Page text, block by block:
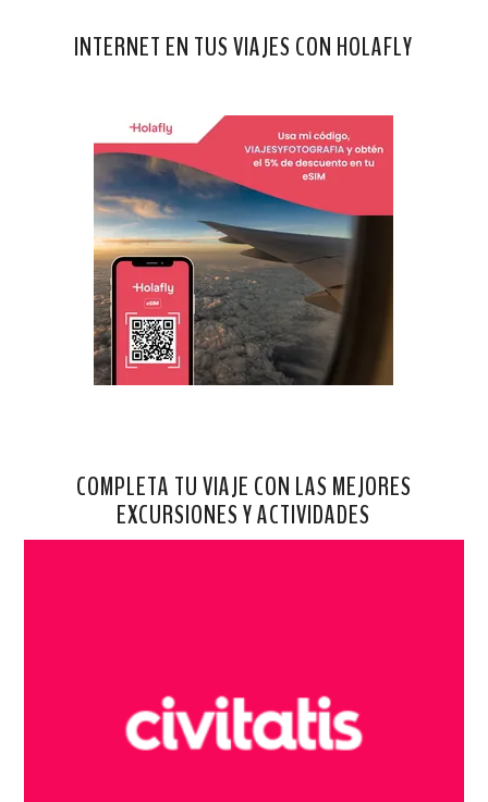
INTERNET EN TUS VIAJES CON HOLAFLY
COMPLETA TU VIAJE CON LAS MEJORES
EXCURSIONES Y ACTIVIDADES